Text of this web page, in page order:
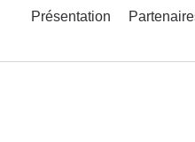
Présentation